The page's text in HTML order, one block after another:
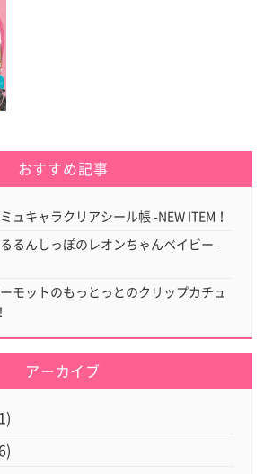
おすすめ記事
キャラクリアシール帳 -NEW ITEM！
るんしっぽのレオンちゃんベイビー -
モットのもっとっとのクリップカチュ
アーカイブ